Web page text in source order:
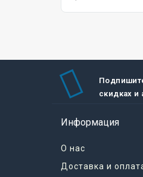
скидках и
Информация
О нас
Доставка и